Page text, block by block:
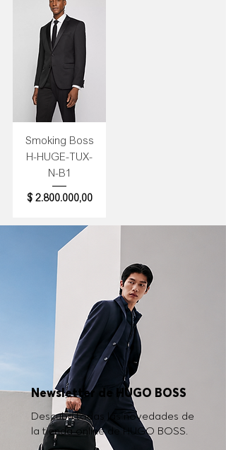
Smoking Boss
H-HUGE-TUX-
N-B1
Precio
$ 2.800.000,00
Newsletter de HUGO BOSS
Descubrí todas las novedades de
la tienda online de HUGO BOSS.